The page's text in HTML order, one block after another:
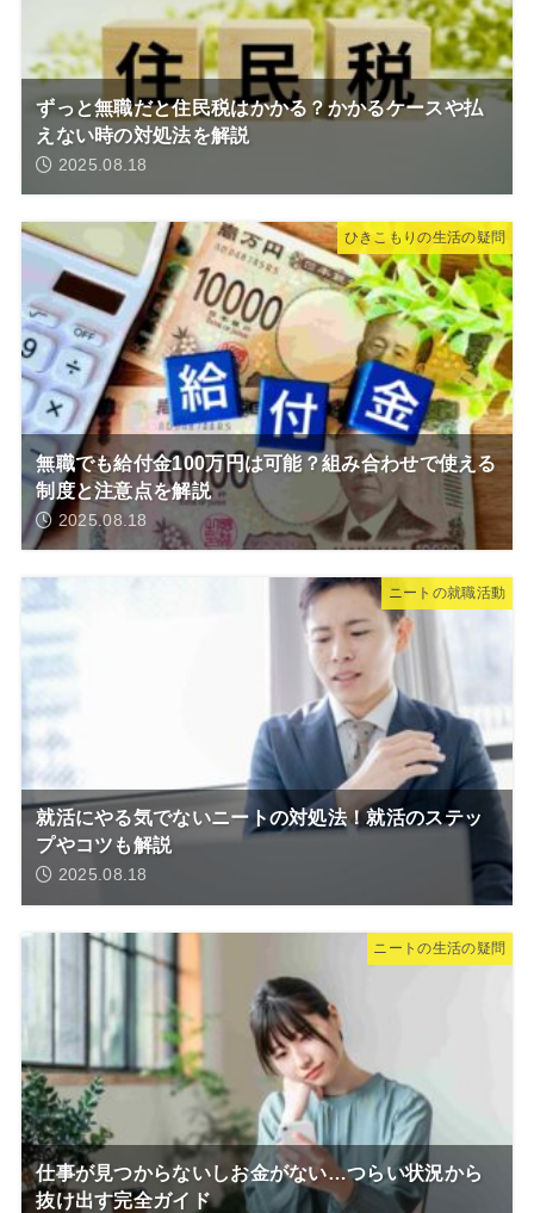
ずっと無職だと住民税はかかる？かかるケースや払
えない時の対処法を解説
2025.08.18
ひきこもりの生活の疑問
無職でも給付金100万円は可能？組み合わせで使える
制度と注意点を解説
2025.08.18
ニートの就職活動
就活にやる気でないニートの対処法！就活のステッ
プやコツも解説
2025.08.18
ニートの生活の疑問
仕事が見つからないしお金がない…つらい状況から
抜け出す完全ガイド